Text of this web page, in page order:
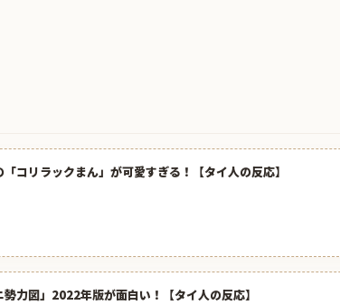
コリラックまん」が可愛すぎる！【タイ人の反応】
力図」2022年版が面白い！【タイ人の反応】